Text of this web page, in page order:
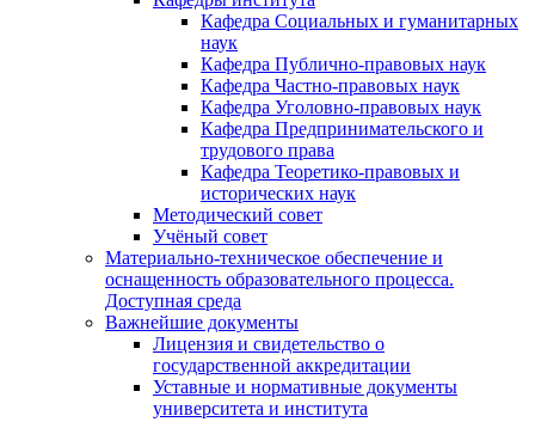
Кафедра Социальных и гуманитарных
наук
Кафедра Публично-правовых наук
Кафедра Частно-правовых наук
Кафедра Уголовно-правовых наук
Кафедра Предпринимательского и
трудового права
Кафедра Теоретико-правовых и
исторических наук
Методический совет
Учёный совет
Материально-техническое обеспечение и
оснащенность образовательного процесса.
Доступная среда
Важнейшие документы
Лицензия и свидетельство о
государственной аккредитации
Уставные и нормативные документы
университета и института